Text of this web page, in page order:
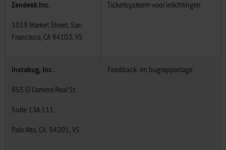
Zendesk Inc.
1019 Market Street, San
Francisco, CA 94103, VS
Ticketsysteem voor inlichtingen
Instabug, Inc.
855 El Camino Real St.
Suite 13A-111
Palo Alto, CA. 94301, VS
Feedback- en bugrapportage